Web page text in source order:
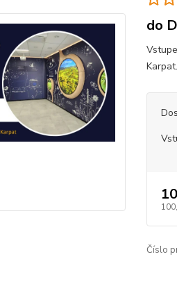
do
Karpat.
Číslo